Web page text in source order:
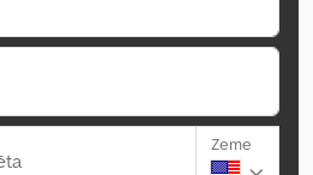
Zeme